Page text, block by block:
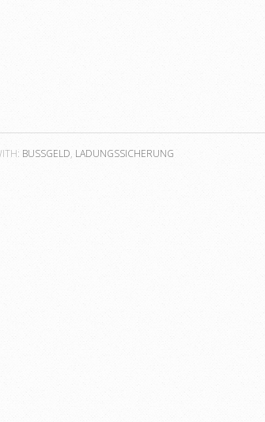
BUSSGELD, LADUNGSSICHERUNG